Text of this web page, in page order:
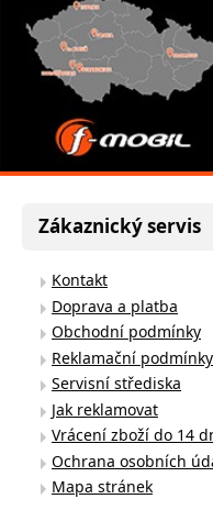
Zákaznický servis
Kontakt
Doprava a platba
Obchodní podmínky
Reklamační podmínky
Servisní střediska
Jak reklamovat
Vrácení zboží do 14
Ochrana osobních
Mapa stránek